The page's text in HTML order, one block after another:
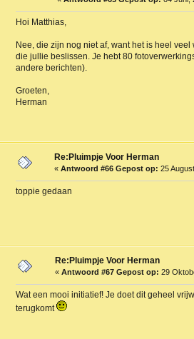
Hoi Matthias,
Nee, die zijn nog niet af, want het is heel
die jullie beslissen. Je hebt 80
andere berichten).
Groeten,
Herman
Re:Pluimpje Voor Herman
« Antwoord #66 Gepost op: 25
toppie gedaan
Re:Pluimpje Voor Herman
« Antwoord #67 Gepost op: 29
Wat een mooi initiatief! Je doet dit geheel
terugkomt